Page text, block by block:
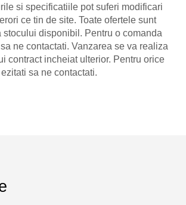
si specificatiile pot suferi modificari
ce tin de site. Toate ofertele sunt
disponibil. Pentru o comanda
ne contactati. Vanzarea se va realiza
contract incheiat ulterior. Pentru orice
sa ne contactati.